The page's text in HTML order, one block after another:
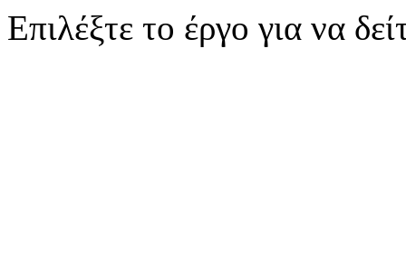
Επιλέξτε το έργο για να